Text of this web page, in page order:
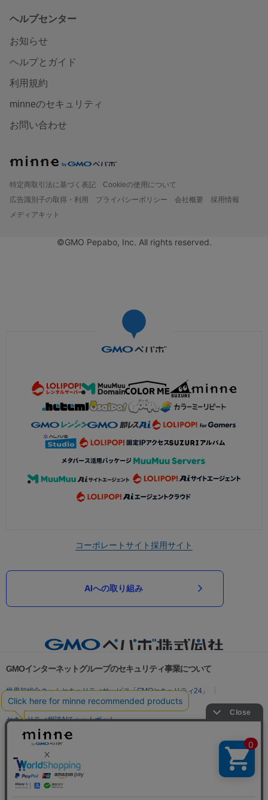
ヘルプセンター
お知らせ
ヘルプとガイド
利用規約
minneのセキュリティ
お問い合わせ
特定商取引法に基づく表記
Cookieの使用について
広告識別子の取得・利用
プライバシーポリシー 会社概要
採用情報
メディアキット
©GMO Pepabo, Inc. All rights reserved.
コーポレートサイト採用サイト
AIへの取り組み
GMOインターネットグループのセキュリティ事業について
世界初総合ネットセキュリティサービス「GMOセキュリティ24」
パスワード漏洩診断
Webサイトリスク診断
セキュリティ相談AIチャットボット
実在証明・盗聴対策
サイバー攻撃対策（GMO Flatt Security）
セキュリティ事業の軌跡